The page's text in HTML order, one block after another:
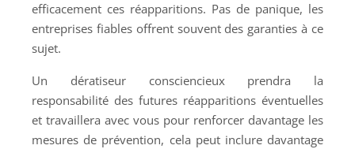
efficacement ces réapparitions. Pas de panique, les
entreprises fiables offrent souvent des garanties à ce
sujet.
Un dératiseur consciencieux prendra la
responsabilité des futures réapparitions éventuelles
et travaillera avec vous pour renforcer davantage les
mesures de prévention, cela peut inclure davantage